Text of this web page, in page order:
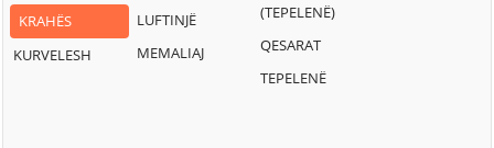
KRAHËS
KURVELESH
LUFTINJË
MEMALIAJ
(TEPELENË)
QESARAT
TEPELENË